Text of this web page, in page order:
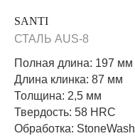
SANTI
СТАЛЬ AUS-8
Полная длина: 197 мм
Длина клинка: 87 мм
Толщина: 2,5 мм
Твердость: 58 HRC
Обработка: StoneWash